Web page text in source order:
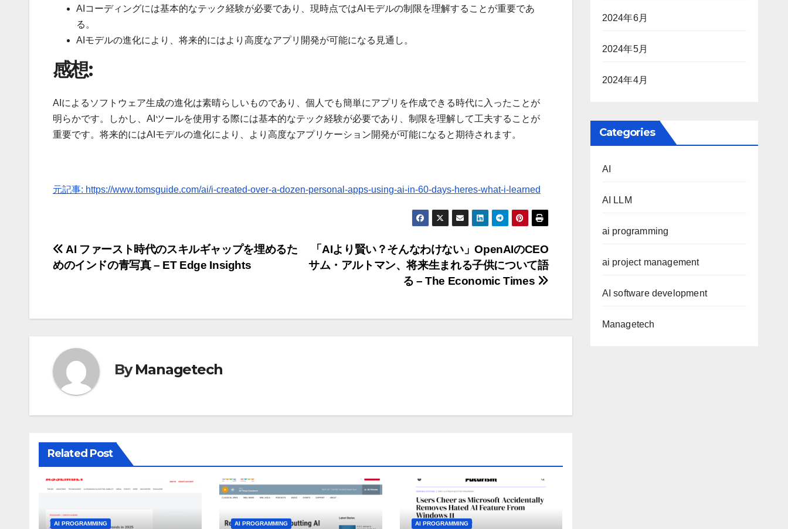
AIコーディングには基本的なテック経験が必要であり、現時点ではAIモデルの制限を理解することが重要であ
る。
AIモデルの進化により、将来的にはより高度なアプリ開発が可能になる見通し。
感想:
AIによるソフトウェア生成の進化は素晴らしいものであり、個人でも簡単にアプリを作成できる時代に入ったことが
明らかです。しかし、AIツールを使用する際には基本的なテック経験が必要であり、制限を理解して工夫することが
重要です。将来的にはAIモデルの進化により、より高度なアプリケーション開発が可能になると期待されます。
元記事: https://www.tomsguide.com/ai/i-created-over-a-dozen-personal-apps-using-ai-in-60-days-heres-what-i-learned
投
稿
ビ
ゲ
ー
シ
ョ
ン
「AIより賢い？そんなわけない」OpenAIのCEO
サム・アルトマン、将来生まれる子供について語
る – The Economic Times
AI ファースト時代のスキルギャップを埋めるた
めのインドの青写真 – ET Edge Insights
ByManagetech
Related Post
AI PROGRAMMING AI PROGRAMMING AI PROGRAMMING
2024年6月
2024年5月
2024年4月
Categories
AI
AI LLM
ai programming
ai project management
AI software development
Managetech